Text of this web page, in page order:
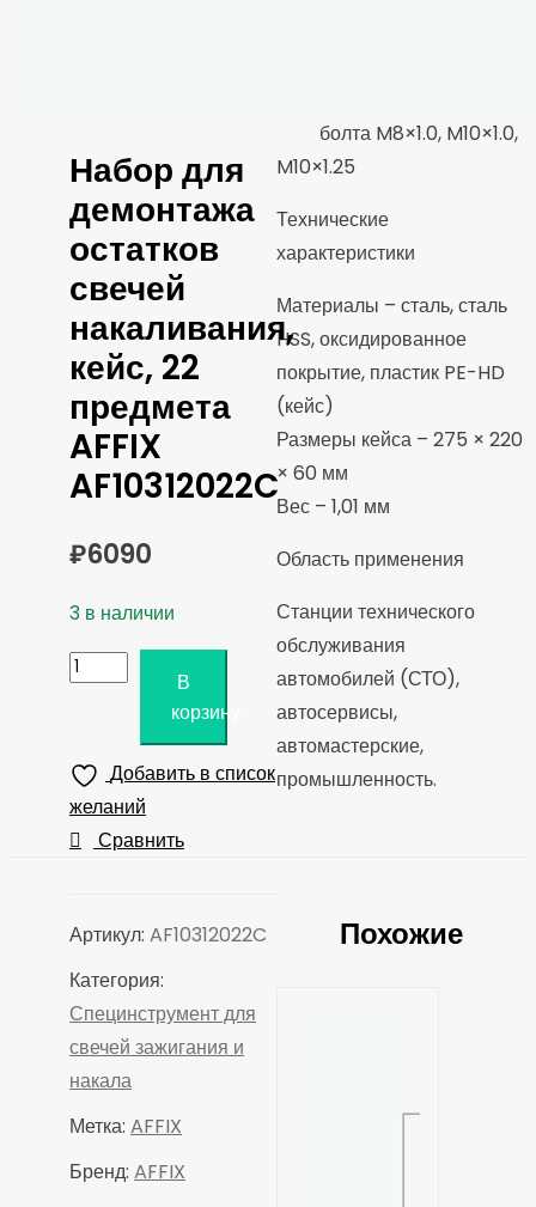
Набор для
демонтажа
остатков
свечей
накаливания,
кейс, 22
предмета
AFFIX
AF10312022C
₽6090
3 в наличии
Количество
для
демонтажа
остатков
кейс,
22
предмета
AFFIX
В
корзину
Добавить в список
желаний
Сравнить
Артикул: AF10312022C
Категория:
Специнструмент для
свечей зажигания и
накала
Метка: AFFIX
Бренд: AFFIX
болта M8×1.0, M10×1.0,
M10×1.25
Технические
характеристики
Материалы – сталь, сталь
HSS, оксидированное
покрытие, пластик PE-HD
(кейс)
Размеры кейса – 275 × 220
× 60 мм
Вес – 1,01 мм
Область применения
Станции технического
обслуживания
автомобилей (СТО),
автосервисы,
автомастерские,
промышленность.
Похожие